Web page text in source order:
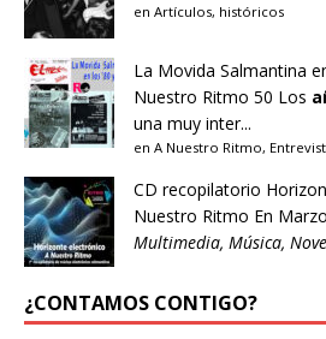
en Artículos, históricos
La Movida Salmantina
Nuestro Ritmo 50 Los
una muy inter...
en A Nuestro Ritmo,
CD recopilatorio
Nuestro Ritmo En
Multimedia, Música,
¿CONTAMOS CONTIGO?